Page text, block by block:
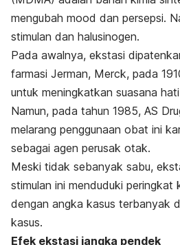
mengubah mood dan persepsi.
stimulan dan halusinogen.
Pada awalnya, ekstasi
farmasi Jerman, Merck, pada
untuk meningkatkan suasana
Namun, pada tahun 1985, AS
melarang penggunaan obat ini
sebagai agen perusak otak.
Meski tidak sebanyak sabu,
stimulan ini menduduki
dengan angka kasus terbanyak
kasus.
Efek ekstasi jangka pendek